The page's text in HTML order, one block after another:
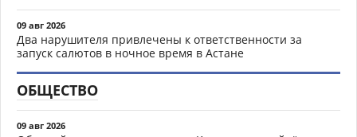
09 авг 2026
Два нарушителя привлечены к ответственности за
запуск салютов в ночное время в Астане
ОБЩЕСТВО
09 авг 2026